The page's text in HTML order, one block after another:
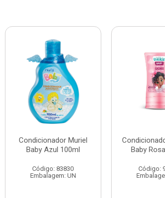
Condicionador Muriel
Baby Azul 100ml
Código: 83830
Embalagem: UN
Baby
Código: